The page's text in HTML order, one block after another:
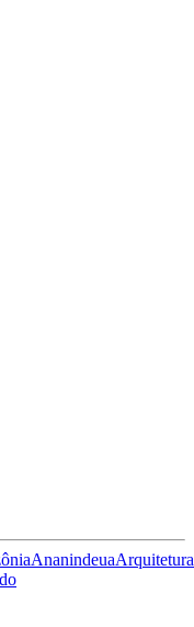
AnanindeuaArquitetura